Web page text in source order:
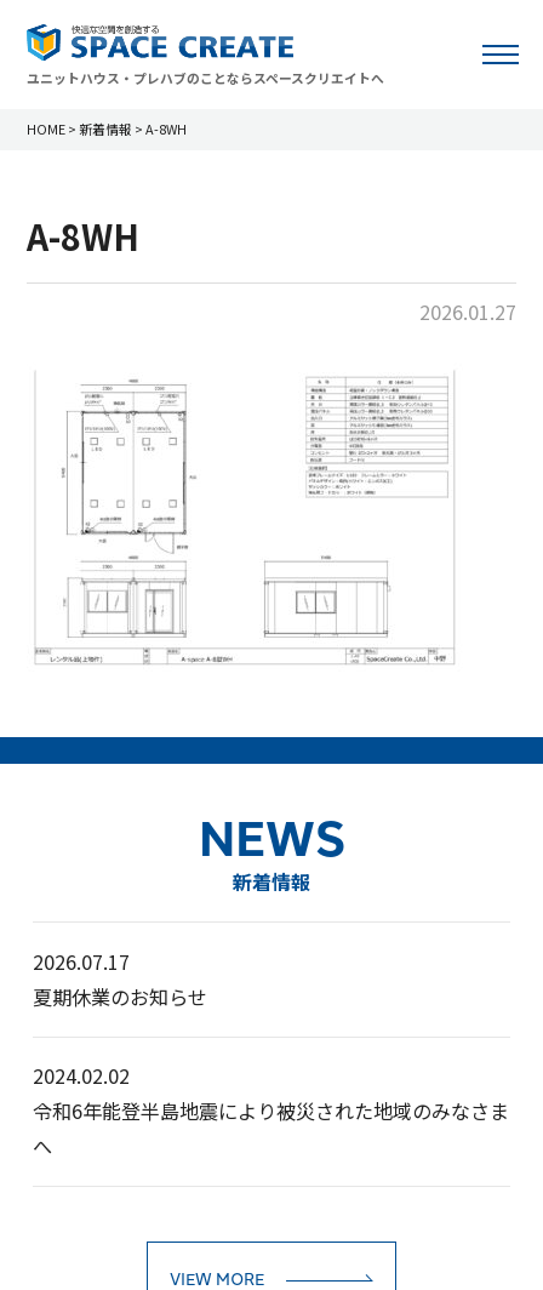
ユニットハウス・プレハブのことならスペースクリエイトへ
HOME > 新着情報 >A-8WH
A-8WH
2026.01.27
NEWS
新着情報
2026.07.17
夏期休業のお知らせ
2024.02.02
令和6年能登半島地震により被災された地域のみなさま
へ
VIEW MORE